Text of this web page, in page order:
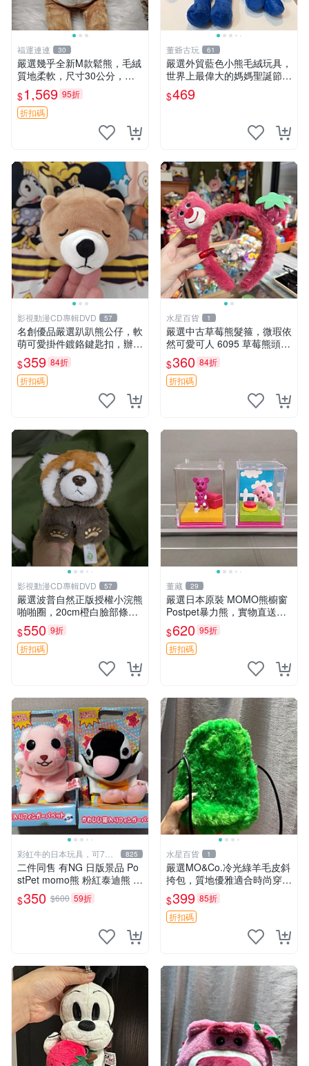
福運連連 30
嚴選幾乎全新M款鬆熊，毛絨
質地柔軟，尺寸30公分，做
工精緻可愛，適合收藏或贈送
親友。中古使用痕跡，手感依
然優良。 鬆熊 嬰熊 毛玩偶
$1,569 95折
折扣碼
董爺古玩 61
嚴選外貿藍色小熊毛絨玩具，
世界上最偉大的媽媽聖誕節推
薦禮物 五角星 兒童玩具 母親
節
$469
影視動漫CD專輯DVD 57
名創優品嚴選趴趴熊公仔，軟
萌可愛掛件鍍鉻鍵匙扣，辦公
放松好選擇 趴趴熊 鍍鉻鍵匙
扣 萬用掛件
$359 84折
折扣碼
水星百貨 1
嚴選中古草莓熊髮箍，微瑕依
然可愛可人 6095 草莓熊頭飾
中古髮圈 熊寶 寶寶 娃娃熊髮
箍 中古收藏 玩具髮夾
$360 84折
折扣碼
影視動漫CD專輯DVD 57
嚴選波普自然正版授權小浣熊
啪啪圈，20cm橙白臉部條紋
清晰，毛絨超萌贈品推薦。
小浣熊 波普 圈環
$550 9折
折扣碼
董藏 29
嚴選日本原裝 MOMO熊櫥窗
Postpet暴力熊，實物直送新
臺灣。MOMO熊 暴力熊 熊貓
櫥窗
$620 95折
折扣碼
彩虹牛的日本玩具，可7取
付
825
二件同售 有NG 日版景品 Po
stPet momo熊 粉紅泰迪熊 妹
妹 comomo 企鵝 娃娃 布偶
手指頭 娃娃
$350 $600 59折
水星百貨 1
嚴選MO&Co.冷光綠羊毛皮斜
挎包，質地優雅適合時尚穿搭
冷光綠 皮包 斜挎包
$399 85折
折扣碼